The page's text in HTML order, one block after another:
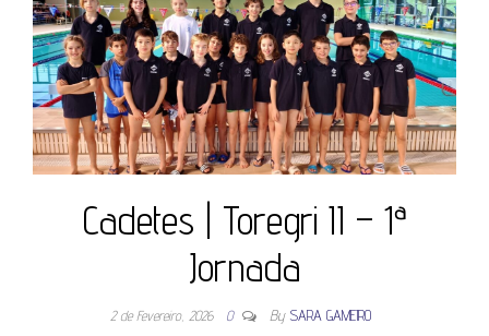
Cadetes | Toregri II – 1ª
Jornada
2 de Fevereiro, 2026 0 By SARA GAMEIRO